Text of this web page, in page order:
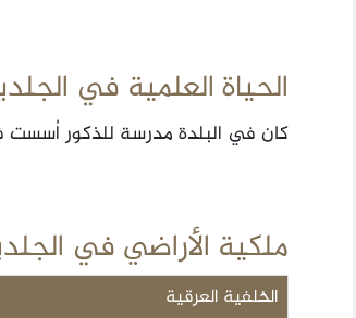
الحياة العلمية في
كان في البلدة مدرسة للذكور اُسست في عام 1945. في عام 1945 إلتحق في
ملكية الأراضي في
الخلفية العرقية